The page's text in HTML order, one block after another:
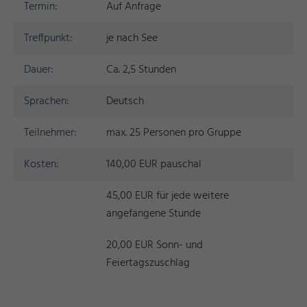
Termin:
Auf Anfrage
Treffpunkt:
je nach See
Dauer:
Ca. 2,5 Stunden
Sprachen:
Deutsch
Teilnehmer:
max. 25 Personen pro Gruppe
Kosten:
140,00 EUR pauschal
45,00 EUR für jede weitere
angefangene Stunde
20,00 EUR Sonn- und
Feiertagszuschlag